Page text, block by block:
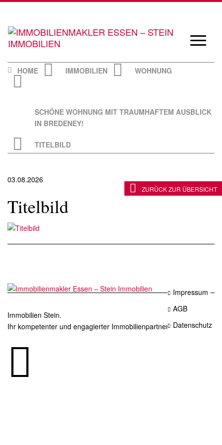
content
öffnen/
HOME
IMMOBILIEN WOHNUNG
SCHÖNE WOHNUNG MIT TRAUMHAFTEM AUSBLICK
IN BREDENEY!
TITELBILD
03.08.2026
Titelbild
ZURÜCK ZUR ÜBERSICHT
Immobilien Stein.
Ihr kompetenter und engagierter Immobilienpartner in Essen.
Impressum
AGB
Datenschutz